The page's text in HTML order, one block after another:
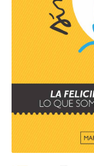
Política de privacidad
Publicá tu libro de